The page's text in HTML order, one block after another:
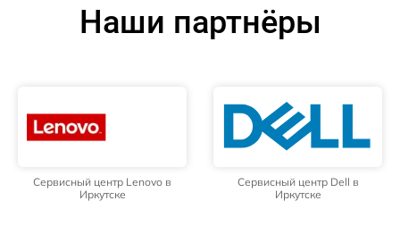
Наши партнёры
Сервисный центр Lenovo в
Иркутске
Сервисный центр Dell в
Иркутске